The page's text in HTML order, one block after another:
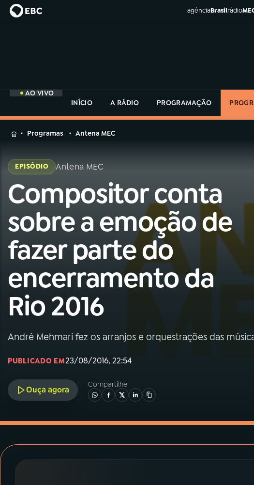
agênciaBrasilrádio
AO VIVO
INÍCIO
A RÁDIO PROGRAMAÇÃO
MENU
Buscar
na
Rádio
MEC
AO VIVO
01INÍCIO
02 A RÁDIO
03 PROGRAMAÇÃO
04PROGRAMAS
na
Rádio
Programas Antena MEC
EPISÓDIO Antena MEC
Compositor conta
sobre a emoção de
fazer parte do
encerramento da
Rio 2016
André Mehmari fez os arranjos e orquestrações das
PUBLICADO EM23/08/2016, 22:54
Ouça agora
Compartilhe